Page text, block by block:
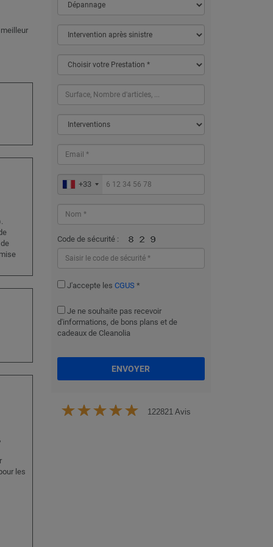
les
+33
Code de sécurité :
J'accepte les CGUS *
Je ne souhaite pas recevoir
d'informations, de bons plans et de
cadeaux de Cleanolia
ENVOYER
122821 Avis